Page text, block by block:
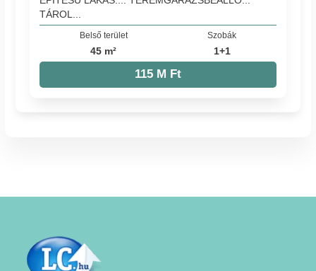
TÁROL...
Belső terület
45 m²
Szobák
1+1
115 M Ft